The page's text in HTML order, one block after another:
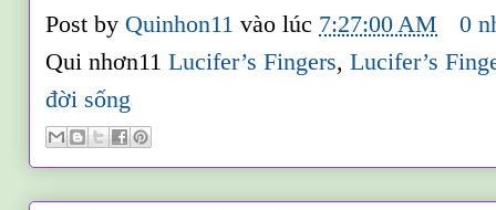
Post by Quinhon11vào lúc 7:27:00 AM
0
Qui nhơn11Lucifer’s Fingers,Lucifer’s
đời sống